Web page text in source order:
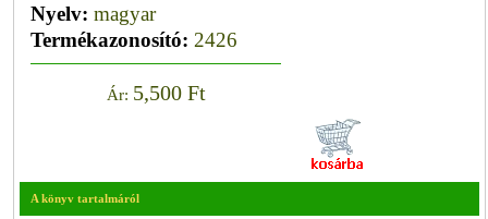
Nyelv: magyar
Termékazonosító: 2426
Ár: 5,500 Ft
A könyv tartalmáról